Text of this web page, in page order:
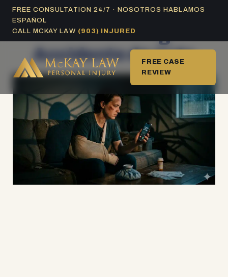
contenido
FREE CONSULTATION 24/7 · NOSOTROS HABLAMOS
ESPAÑOL
CALL MCKAY LAW (903) INJURED
FREE CASE
REVIEW
Archivo de Categoría:
Accidente de auto
PáginaPágina